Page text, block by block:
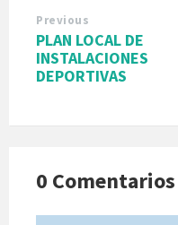
Previous
PLAN LOCAL DE
INSTALACIONES
DEPORTIVAS
0 Comentarios